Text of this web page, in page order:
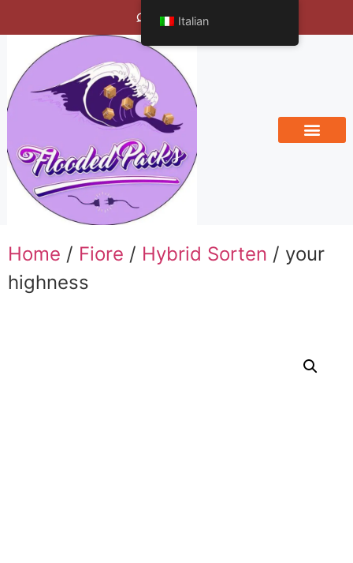
Bengals Vineyard
Home / Fiore / Hybrid Sorten / your
highness
Italian